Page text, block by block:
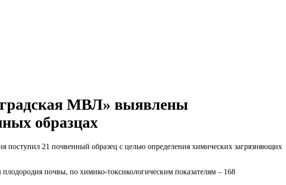
МВЛ» выявлены
образцах
поступил 21 почвенный образец с целью определения химических загрязняющих
почвы, по химико-токсикологическим показателям – 168